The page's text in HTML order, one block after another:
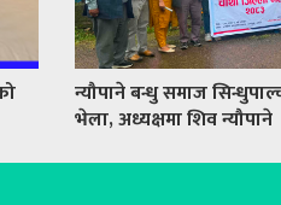
न्यौपाने बन्धु समाज
भेला, अध्यक्षमा शिव न्यौपाने